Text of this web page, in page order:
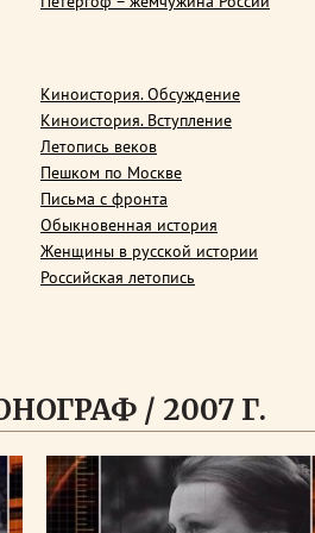
Киноистория. Обсуждение
Киноистория. Вступление
Летопись веков
Пешком по Москве
Письма с фронта
Обыкновенная история
Женщины в русской истории
Российская летопись
/ 2007 Г.